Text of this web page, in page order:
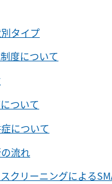
タイプ
度について
ついて
について
流れ
クリーニングによる